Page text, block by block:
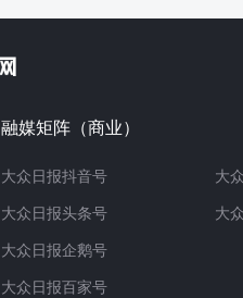
融媒矩阵（商业）
大众日报抖音号
大众日报头条号
大众日报企鹅号
大众日报百家号
大
大